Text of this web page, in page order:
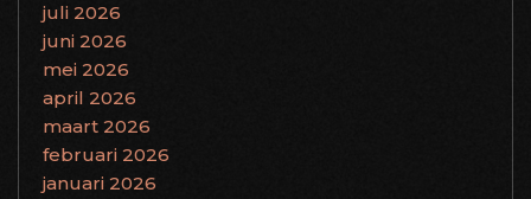
juli 2026
juni 2026
mei 2026
april 2026
maart 2026
februari 2026
januari 2026